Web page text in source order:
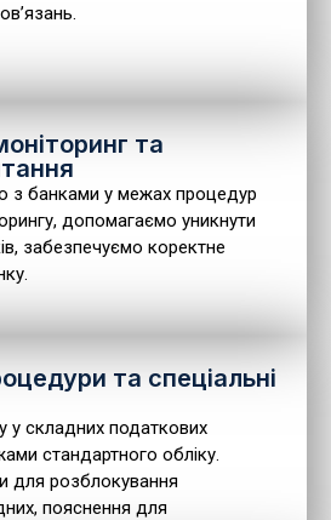
та
з банками у межах процедур
допомагаємо уникнути
забезпечуємо коректне
та спеціальні
у складних податкових
стандартного обліку.
для розблокування
пояснення для